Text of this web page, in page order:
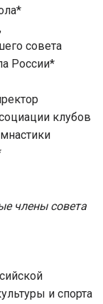
,
совета
России*
клубов
члены совета
и спорта